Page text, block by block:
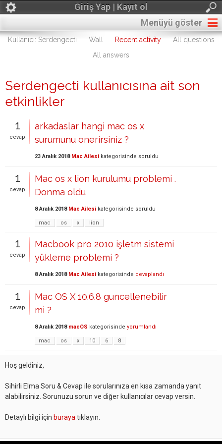
Giriş Yap | Kayıt ol
Menüyü göster
Kullanıcı: Serdengecti Wall Recent activity
All questions
All answers
Serdengecti kullanıcısına ait son
etkinlikler
1
cevap
arkadaslar hangi mac os x
surumunu onerirsiniz ?
23 Aralık 2018 Mac Ailesi kategorisinde soruldu
1
cevap
Mac os x lion kurulumu problemi .
Donma oldu
8 Aralık 2018 Mac Ailesi kategorisinde soruldu
mac os x lion
1
cevap
Macbook pro 2010 işletm sistemi
yükleme problemi ?
8 Aralık 2018 Mac Ailesi kategorisinde cevaplandı
1
cevap
Mac OS X 10.6.8 guncellenebilir
mi ?
8 Aralık 2018 macOS kategorisinde yorumlandı
mac os x 10 6 8
Hoş geldiniz,
Sihirli Elma Soru & Cevap ile sorularınıza en kısa zamanda yanıt
alabilirsiniz. Sorunuzu sorun ve diğer kullanıcılar cevap versin.
Detaylı bilgi için buraya tıklayın.